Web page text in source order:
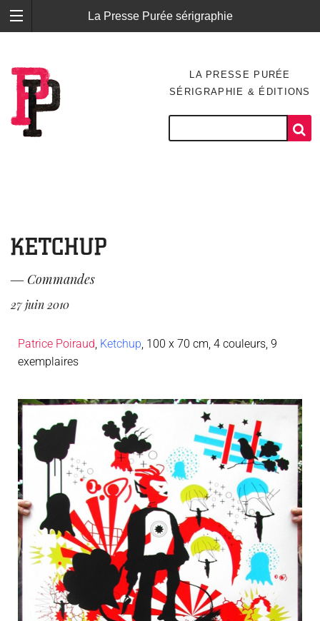
La Presse Purée sérigraphie
LA PRESSE PURÉE
SÉRIGRAPHIE & ÉDITIONS
KETCHUP
― Commandes
27 juin 2010
Patrice Poiraud Ketchup , 100 x 70 cm, 4 couleurs, 9
exemplaires